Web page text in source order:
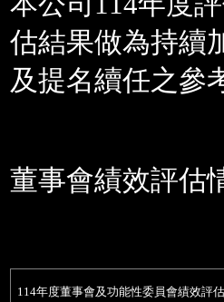
估結果做為持續
及提名續任之參
董事會績效評估
114年度董事會及功能性委員會績效評